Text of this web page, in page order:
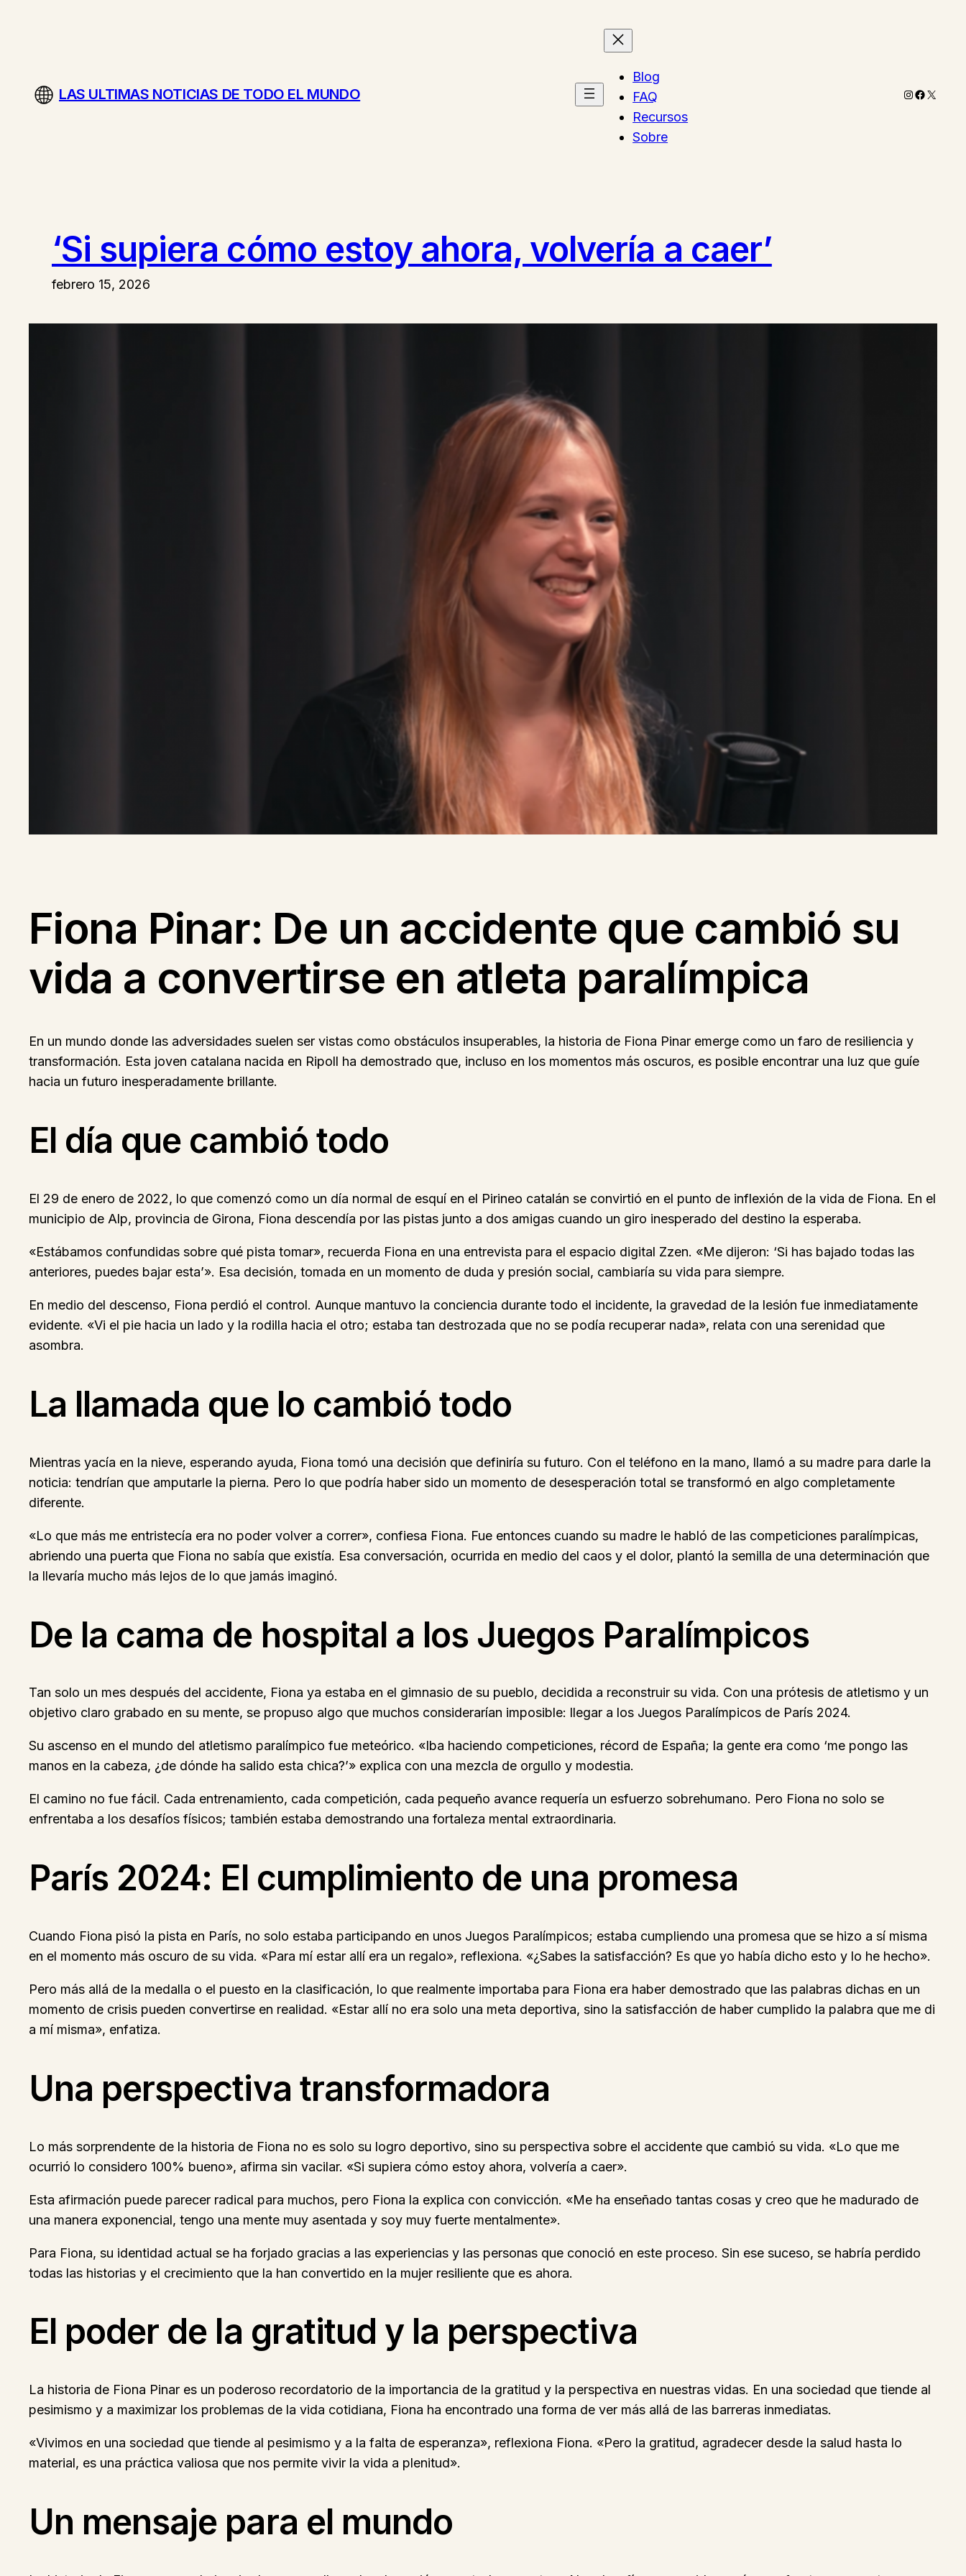
LAS ULTIMAS NOTICIAS DE TODO EL MUNDO
Blog
FAQ
Recursos
Sobre
Instagram
X
‘Si supiera cómo estoy ahora, volvería a caer’
febrero 15, 2026
Fiona Pinar: De un accidente que cambió su
vida a convertirse en atleta paralímpica
En un mundo donde las adversidades suelen ser vistas como obstáculos insuperables, la historia de Fiona Pinar emerge como un faro de resiliencia y
transformación. Esta joven catalana nacida en Ripoll ha demostrado que, incluso en los momentos más oscuros, es posible encontrar una luz que guíe
hacia un futuro inesperadamente brillante.
El día que cambió todo
El 29 de enero de 2022, lo que comenzó como un día normal de esquí en el Pirineo catalán se convirtió en el punto de inflexión de la vida de Fiona. En el
municipio de Alp, provincia de Girona, Fiona descendía por las pistas junto a dos amigas cuando un giro inesperado del destino la esperaba.
«Estábamos confundidas sobre qué pista tomar», recuerda Fiona en una entrevista para el espacio digital Zzen. «Me dijeron: ‘Si has bajado todas las
anteriores, puedes bajar esta’». Esa decisión, tomada en un momento de duda y presión social, cambiaría su vida para siempre.
En medio del descenso, Fiona perdió el control. Aunque mantuvo la conciencia durante todo el incidente, la gravedad de la lesión fue inmediatamente
evidente. «Vi el pie hacia un lado y la rodilla hacia el otro; estaba tan destrozada que no se podía recuperar nada», relata con una serenidad que
asombra.
La llamada que lo cambió todo
Mientras yacía en la nieve, esperando ayuda, Fiona tomó una decisión que definiría su futuro. Con el teléfono en la mano, llamó a su madre para darle la
noticia: tendrían que amputarle la pierna. Pero lo que podría haber sido un momento de desesperación total se transformó en algo completamente
diferente.
«Lo que más me entristecía era no poder volver a correr», confiesa Fiona. Fue entonces cuando su madre le habló de las competiciones paralímpicas,
abriendo una puerta que Fiona no sabía que existía. Esa conversación, ocurrida en medio del caos y el dolor, plantó la semilla de una determinación que
la llevaría mucho más lejos de lo que jamás imaginó.
De la cama de hospital a los Juegos Paralímpicos
Tan solo un mes después del accidente, Fiona ya estaba en el gimnasio de su pueblo, decidida a reconstruir su vida. Con una prótesis de atletismo y un
objetivo claro grabado en su mente, se propuso algo que muchos considerarían imposible: llegar a los Juegos Paralímpicos de París 2024.
Su ascenso en el mundo del atletismo paralímpico fue meteórico. «Iba haciendo competiciones, récord de España; la gente era como ‘me pongo las
manos en la cabeza, ¿de dónde ha salido esta chica?’» explica con una mezcla de orgullo y modestia.
El camino no fue fácil. Cada entrenamiento, cada competición, cada pequeño avance requería un esfuerzo sobrehumano. Pero Fiona no solo se
enfrentaba a los desafíos físicos; también estaba demostrando una fortaleza mental extraordinaria.
París 2024: El cumplimiento de una promesa
Cuando Fiona pisó la pista en París, no solo estaba participando en unos Juegos Paralímpicos; estaba cumpliendo una promesa que se hizo a sí misma
en el momento más oscuro de su vida. «Para mí estar allí era un regalo», reflexiona. «¿Sabes la satisfacción? Es que yo había dicho esto y lo he hecho».
Pero más allá de la medalla o el puesto en la clasificación, lo que realmente importaba para Fiona era haber demostrado que las palabras dichas en un
momento de crisis pueden convertirse en realidad. «Estar allí no era solo una meta deportiva, sino la satisfacción de haber cumplido la palabra que me di
a mí misma», enfatiza.
Una perspectiva transformadora
Lo más sorprendente de la historia de Fiona no es solo su logro deportivo, sino su perspectiva sobre el accidente que cambió su vida. «Lo que me
ocurrió lo considero 100% bueno», afirma sin vacilar. «Si supiera cómo estoy ahora, volvería a caer».
Esta afirmación puede parecer radical para muchos, pero Fiona la explica con convicción. «Me ha enseñado tantas cosas y creo que he madurado de
una manera exponencial, tengo una mente muy asentada y soy muy fuerte mentalmente».
Para Fiona, su identidad actual se ha forjado gracias a las experiencias y las personas que conoció en este proceso. Sin ese suceso, se habría perdido
todas las historias y el crecimiento que la han convertido en la mujer resiliente que es ahora.
El poder de la gratitud y la perspectiva
La historia de Fiona Pinar es un poderoso recordatorio de la importancia de la gratitud y la perspectiva en nuestras vidas. En una sociedad que tiende al
pesimismo y a maximizar los problemas de la vida cotidiana, Fiona ha encontrado una forma de ver más allá de las barreras inmediatas.
«Vivimos en una sociedad que tiende al pesimismo y a la falta de esperanza», reflexiona Fiona. «Pero la gratitud, agradecer desde la salud hasta lo
material, es una práctica valiosa que nos permite vivir la vida a plenitud».
Un mensaje para el mundo